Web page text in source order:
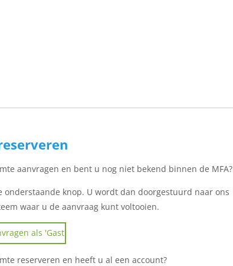
aanvragen en bent u nog niet bekend binnen de MFA?
onderstaande knop. U wordt dan doorgestuurd naar ons
waar u de aanvraag kunt voltooien.
als 'Gast'
reserveren en heeft u al een account?